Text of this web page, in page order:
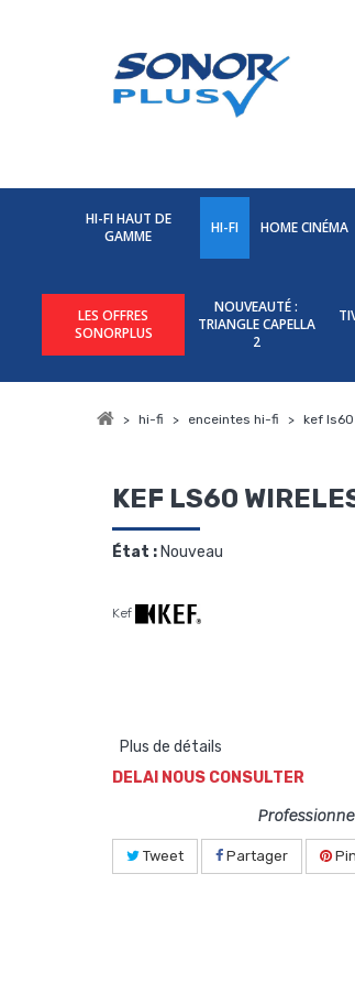
HI-FI HAUT DE
GAMME
HI-FI HOME CINÉMA
LES OFFRES
SONORPLUS
NOUVEAUTÉ :
TRIANGLE CAPELLA
2
> hi-fi > enceintes hi-fi > kef
KEF LS60
État : Nouveau
Kef
Plus de détails
DELAI NOUS CONSULTER
Tweet Partager